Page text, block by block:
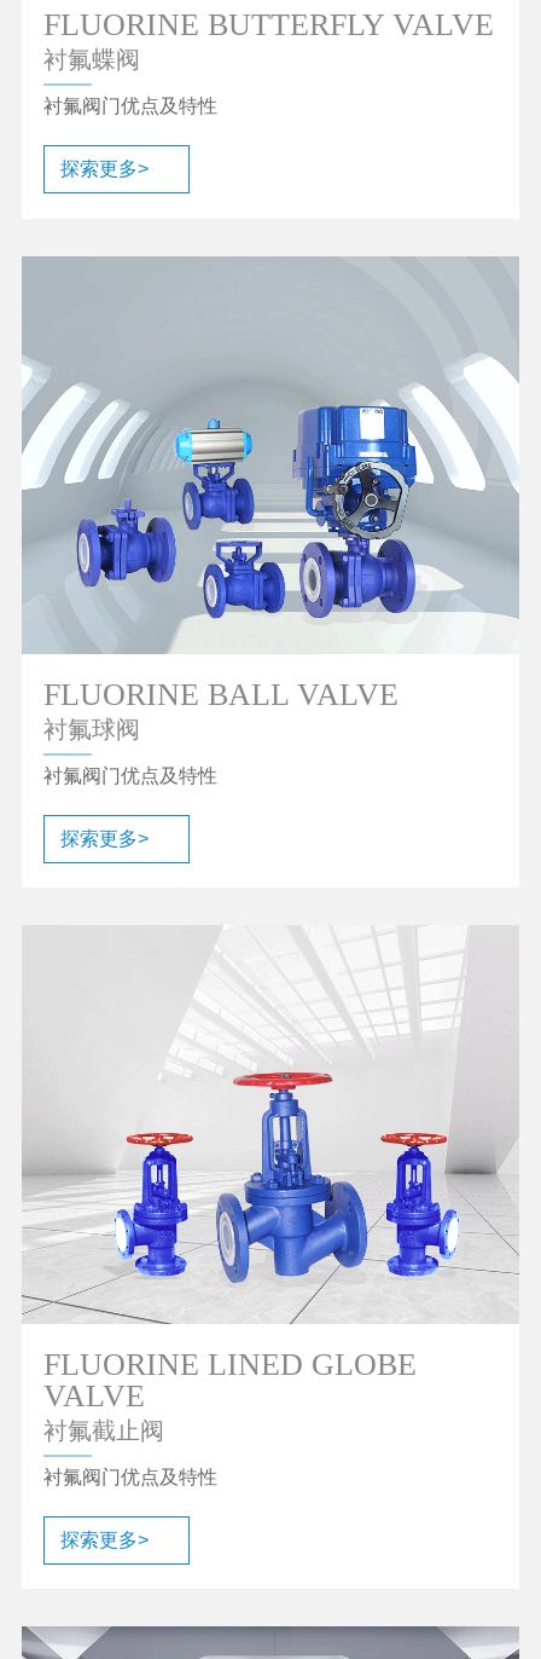
FLUORINE BUTTERFLY VALVE
衬氟蝶阀
衬氟阀门优点及特性
探索更多>
FLUORINE BALL VALVE
衬氟球阀
衬氟阀门优点及特性
探索更多>
FLUORINE LINED GLOBE
VALVE
衬氟截止阀
衬氟阀门优点及特性
探索更多>